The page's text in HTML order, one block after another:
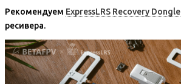
Рекомендуем ExpressLRS Recovery Dongle
ресивера.